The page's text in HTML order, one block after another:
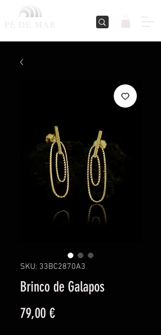
PÉ DE MAR
SKU: 33BC2870A3
Brinco de Galapos
79,00 €Preço